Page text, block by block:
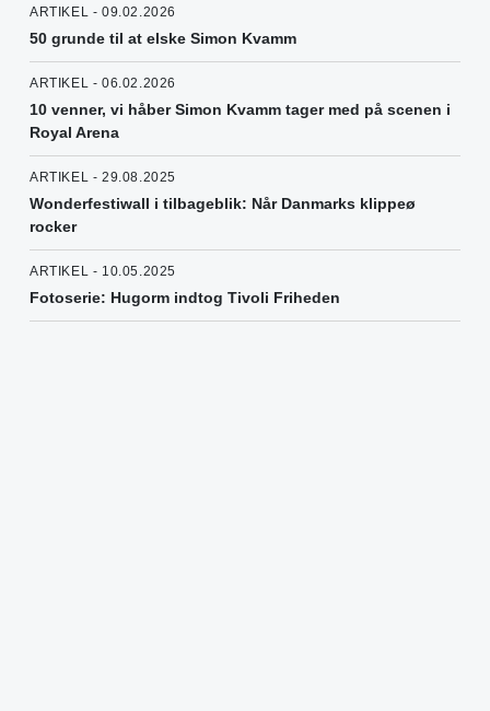
ARTIKEL - 09.02.2026
50 grunde til at elske Simon Kvamm
ARTIKEL - 06.02.2026
10 venner, vi håber Simon Kvamm tager med på scenen i
Royal Arena
ARTIKEL - 29.08.2025
Wonderfestiwall i tilbageblik: Når Danmarks klippeø
rocker
ARTIKEL - 10.05.2025
Fotoserie: Hugorm indtog Tivoli Friheden